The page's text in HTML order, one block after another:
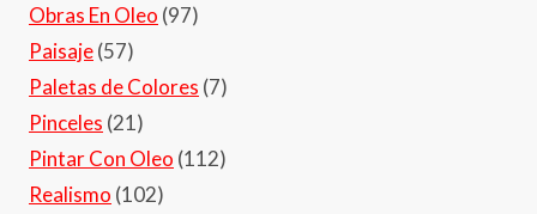
Obras En Oleo (97)
Paisaje(57)
Paletas de Colores (7)
Pinceles (21)
Pintar Con Oleo (112)
Realismo (102)